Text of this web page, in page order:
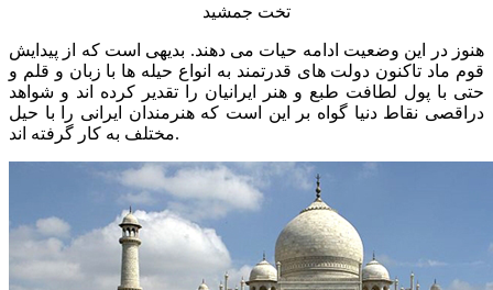
تخت جمشید
هنوز در این وضعیت ادامه حیات می دهند. بدیهی است که از پیدایش
قوم ماد تاکنون دولت های قدرتمند به انواع حیله ها با زبان و قلم و
حتی با پول لطافت طبع و هنر ایرانیان را تقدیر کرده اند و شواهد
دراقصی نقاط دنیا گواه بر این است که هنرمندان ایرانی را با حیل
مختلف به کار گرفته اند.